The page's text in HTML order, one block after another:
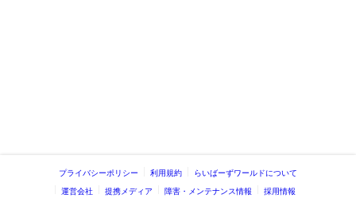
プライバシーポリシー 利用規約 らいばーずワールドについて
運営会社 提携メディア 障害・メンテナンス情報 採用情報